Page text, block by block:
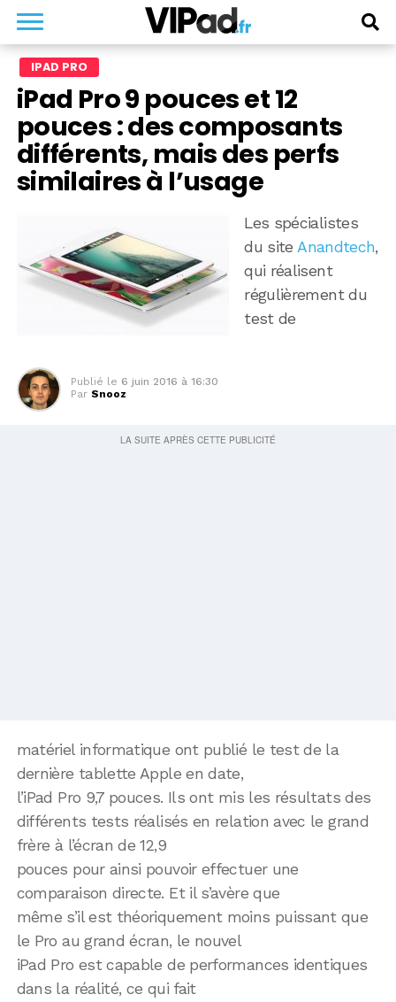
IPAD PRO
iPad Pro 9 pouces et 12
pouces : des composants
différents, mais des perfs
similaires à l’usage
Les spécialistes
du siteAnandtech,
qui réalisent
régulièrement du
test de
Publié le 6 juin 2016 à 16:30
Par Snooz
matériel informatique ont publié le test de la
dernière tablette Apple en date,
l’iPad Pro 9,7 pouces. Ils ont mis les résultats des
différents tests réalisés en relation avec le grand
frère à l’écran de 12,9
pouces pour ainsi pouvoir effectuer une
comparaison directe. Et il s’avère que
même s’il est théoriquement moins puissant que
le Pro au grand écran, le nouvel
iPad Pro est capable de performances identiques
dans la réalité, ce qui fait